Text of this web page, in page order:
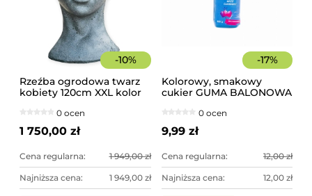
-10%
Rzeźba ogrodowa twarz
kobiety 120cm XXL kolor
- imponująca dekoracja
ogrodowa
0 ocen
1 750,00 zł
Cena regularna: 1 949,00 zł
Najniższa cena: 1 949,00 zł
-17%
Kolorowy, smakowy
cukier GUMA BALONOWA
0 ocen
9,99 zł
Cena regularna: 12,00 zł
Najniższa cena: 12,00 zł